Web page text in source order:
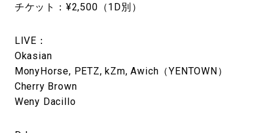
チケット：¥2,500（1D別）
LIVE：
Okasian
MonyHorse, PETZ, kZm, Awich（YENTOWN）
Cherry Brown
Weny Dacillo